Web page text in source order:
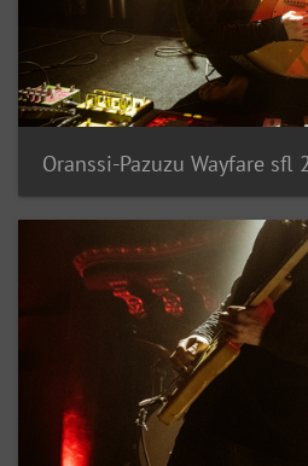
Oranssi-Pazuzu Wayfare sfl